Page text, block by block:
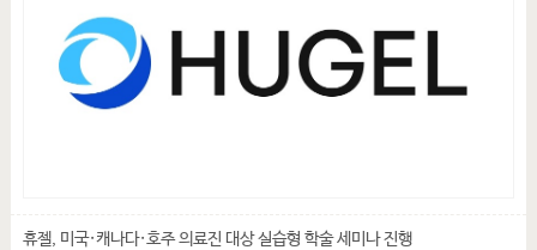
휴젤, 미국·캐나다·호주 의료진 대상 실습형 학술 세미나 진행